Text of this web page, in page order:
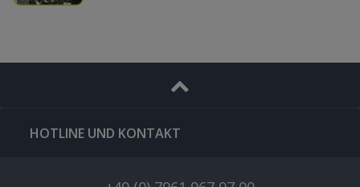
HOTLINE UND KONTAKT